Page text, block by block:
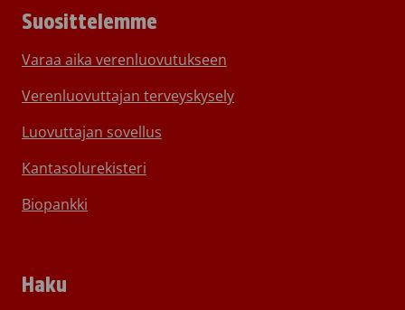
Suosittelemme
Varaa aika verenluovutukseen
Verenluovuttajan terveyskysely
Luovuttajan sovellus
Kantasolurekisteri
Biopankki
Haku